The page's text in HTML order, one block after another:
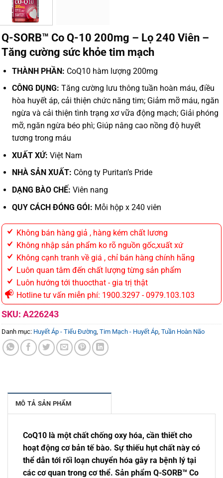
Q-SORB™ Co Q-10 200mg – Lọ 240 Viên –
Tăng cường sức khỏe tim mạch
THÀNH PHẦN: CoQ10 hàm lượng 200mg
CÔNG DỤNG: Tăng cường lưu thông tuần hoàn máu, điều
hòa huyết áp, cải thiện chức năng tim; Giảm mỡ máu, ngăn
ngừa và cải thiện tình trạng xơ vữa động mạch; Giải phóng
mỡ, ngăn ngừa béo phì; Giúp nâng cao nồng độ huyết
tương trong máu
XUẤT XỨ: Việt Nam
NHÀ SẢN XUẤT: Công ty Puritan’s Pride
DẠNG BÀO CHẾ: Viên nang
QUY CÁCH ĐÓNG GÓI: Mỗi hộp x 240 viên
Không bán hàng giả , hàng kém chất lương
Không nhập sản phẩm ko rõ nguồn gốc,xuất xứ
Không cạnh tranh về giá , chỉ bán hàng chính hãng
Luôn quan tâm đến chất lượng từng sản phẩm
Luôn hướng tới thuocthat - gia trị thật
Hotline tư vấn miễn phí: 1900.3297 - 0979.103.103
SKU: A226243
Danh mục: Huyết Áp - Tiểu Đường, Tim Mạch - Huyết Áp, Tuần Hoàn Não
MÔ TẢ SẢN PHẨM
CoQ10 là một chất chống oxy hóa, cần thiết cho
hoạt động cơ bản tế bào. Sự thiếu hụt chất này có
thể dẫn tới rối loạn chuyển hóa gây ra bệnh lý tại
các cơ quan trong cơ thể. Sản phẩm Q-SORB™ Co